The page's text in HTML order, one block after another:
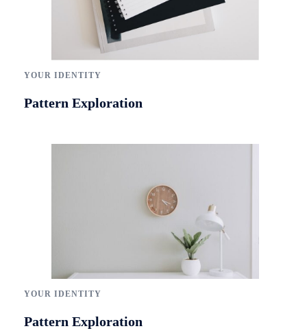
YOUR IDENTITY
Pattern Exploration
YOUR IDENTITY
Pattern Exploration